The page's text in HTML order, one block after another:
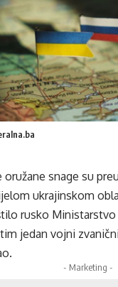
oružane snage su
ukrajinskom
rusko Ministarstvo
jedan vojni
- Marketing -